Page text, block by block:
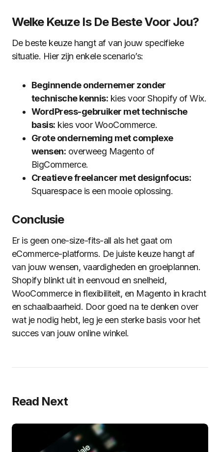
Welke Keuze Is De Beste Voor Jou?
De beste keuze hangt af van jouw specifieke
situatie. Hier zijn enkele scenario’s:
Beginnende ondernemer zonder
technische kennis: kies voor Shopify of Wix.
WordPress-gebruiker met technische
basis: kies voor WooCommerce.
Grote onderneming met complexe
wensen: overweeg Magento of
BigCommerce.
Creatieve freelancer met designfocus:
Squarespace is een mooie oplossing.
Conclusie
Er is geen one-size-fits-all als het gaat om
eCommerce-platforms. De juiste keuze hangt af
van jouw wensen, vaardigheden en groeiplannen.
Shopify blinkt uit in eenvoud en snelheid,
WooCommerce in flexibiliteit, en Magento in kracht
en schaalbaarheid. Door goed na te denken over
wat je nodig hebt, leg je een sterke basis voor het
succes van jouw online winkel.
Read Next